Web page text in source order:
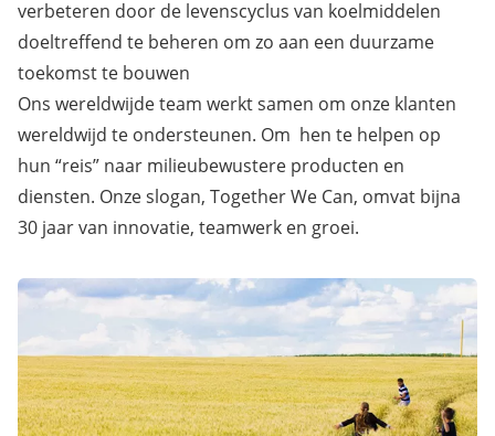
verbeteren door de levenscyclus van koelmiddelen
doeltreffend te beheren om zo aan een duurzame
toekomst te bouwen
Ons wereldwijde team werkt samen om onze klanten
wereldwijd te ondersteunen. Om hen te helpen op
hun “reis” naar milieubewustere producten en
diensten. Onze slogan, Together We Can, omvat bijna
30 jaar van innovatie, teamwerk en groei.